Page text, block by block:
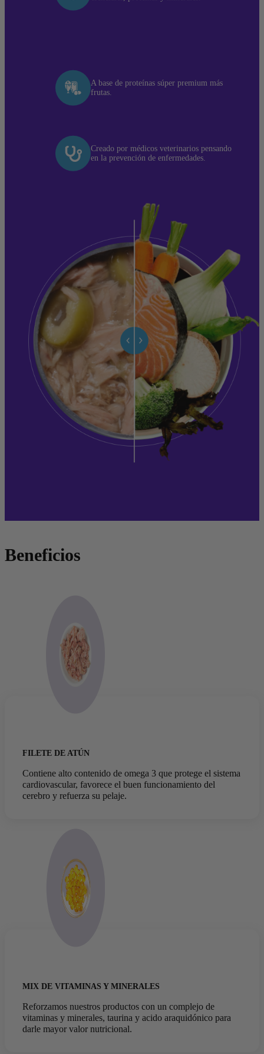
A base de proteínas súper premium más
frutas.
Creado por médicos veterinarios pensando
en la prevención de enfermedades.
Beneficios
FILETE DE ATÚN
Contiene alto contenido de omega 3 que protege el sistema
cardiovascular, favorece el buen funcionamiento del
cerebro y refuerza su pelaje.
MIX DE VITAMINAS Y MINERALES
Reforzamos nuestros productos con un complejo de
vitaminas y minerales, taurina y acido araquidónico para
darle mayor valor nutricional.